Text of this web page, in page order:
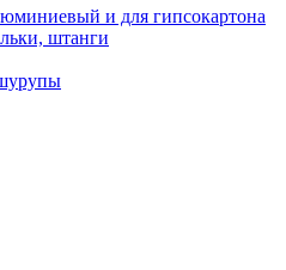
и для гипсокартона
штанги